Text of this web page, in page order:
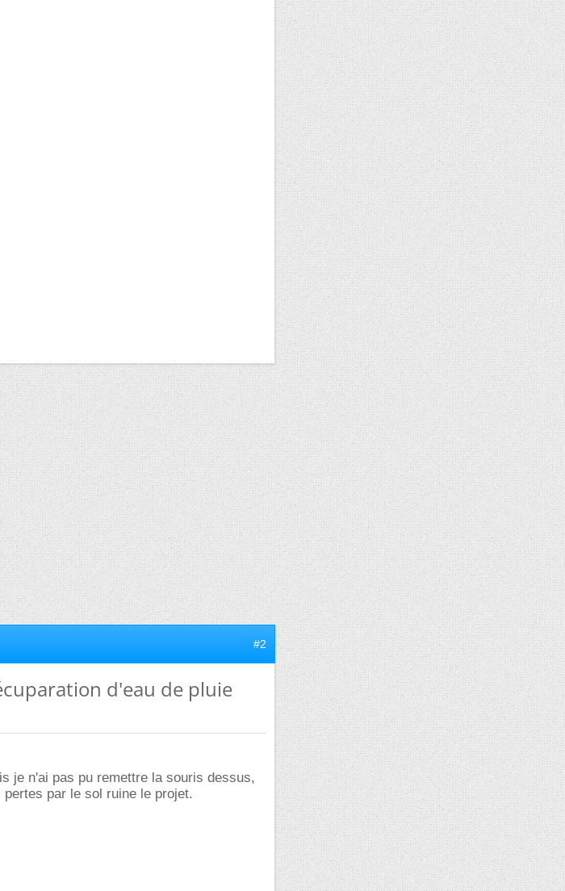
#2
d'eau de pluie
je n'ai pas pu remettre la souris dessus,
par le sol ruine le projet.